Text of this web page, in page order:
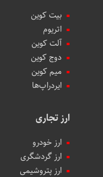
بیت کوین
اتریوم
آلت کوین
دوج کوین
میم کوین‌
ایردراپ‌ها
ارز تجاری
ارز خودرو
ارز گردشگری
ارز پتروشیمی